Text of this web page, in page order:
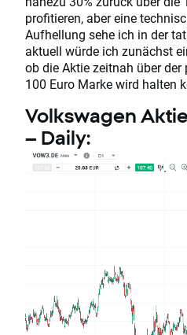
profitieren, aber eine
Aufhellung sehe ich in der
aktuell würde ich zunächst
ob die Aktie zeitnah über
100 Euro Marke wird halten
Volkswagen
– Daily: